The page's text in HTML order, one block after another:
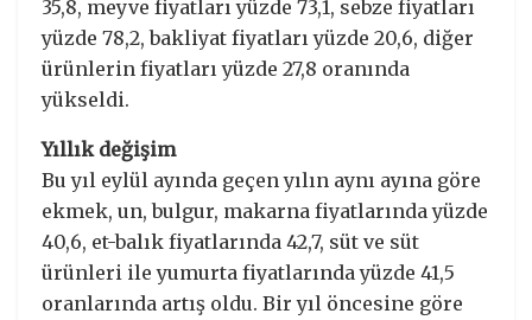
35,8, meyve fiyatları yüzde 73,1, sebze fiyatları
yüzde 78,2, bakliyat fiyatları yüzde 20,6, diğer
ürünlerin fiyatları yüzde 27,8 oranında
yükseldi.
Yıllık değişim
Bu yıl eylül ayında geçen yılın aynı ayına göre
ekmek, un, bulgur, makarna fiyatlarında yüzde
40,6, et-balık fiyatlarında 42,7, süt ve süt
ürünleri ile yumurta fiyatlarında yüzde 41,5
oranlarında artış oldu. Bir yıl öncesine göre